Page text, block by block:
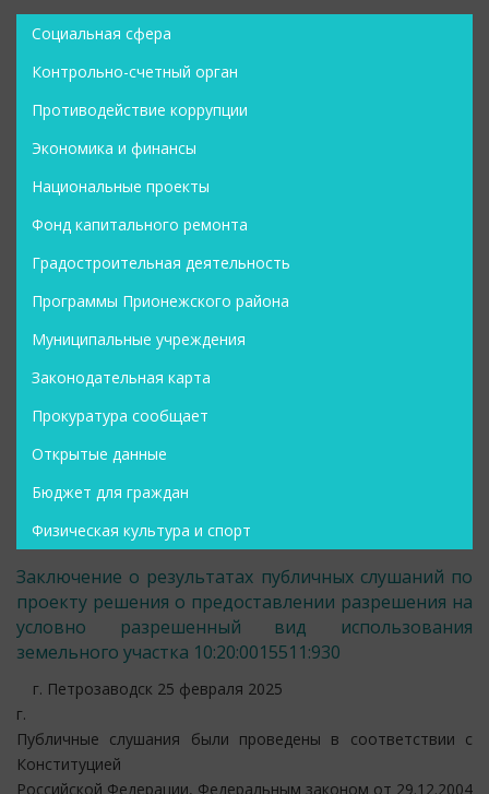
Социальная сфера
Контрольно-счетный орган
Противодействие коррупции
Экономика и финансы
Национальные проекты
Фонд капитального ремонта
Градостроительная деятельность
Программы Прионежского района
Муниципальные учреждения
Законодательная карта
Прокуратура сообщает
Открытые данные
Бюджет для граждан
Физическая культура и спорт
Заключение о результатах публичных слушаний по
проекту решения о предоставлении разрешения на
условно разрешенный вид использования
земельного участка 10:20:0015511:930
г. Петрозаводск 25 февраля 2025
г.
Публичные слушания были проведены в соответствии с
Конституцией
Российской Федерации, Федеральным законом от 29.12.2004